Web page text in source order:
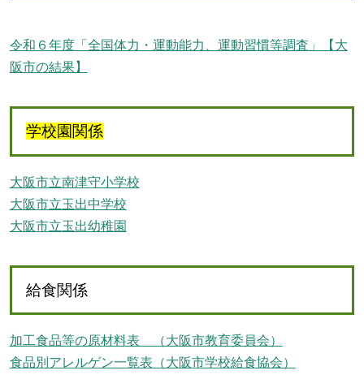
令和６年度「全国体力・運動能力、運動習慣等調査」【大
阪市の結果】
学校園関係
大阪市立南津守小学校
大阪市立玉出中学校
大阪市立玉出幼稚園
給食関係
加工食品等の原材料表 （大阪市教育委員会）
食品別アレルゲン一覧表（大阪市学校給食協会）